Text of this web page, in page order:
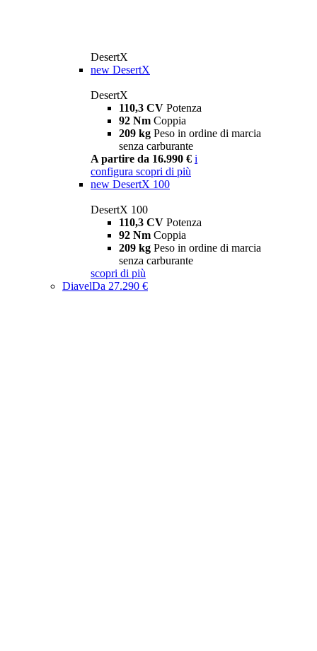
DesertX
new DesertX
DesertX
110,3 CV Potenza
92 Nm Coppia
209 kg Peso in ordine di marcia
senza carburante
A partire da 16.990 € i
configura scopri di più
new DesertX 100
DesertX 100
110,3 CV Potenza
92 Nm Coppia
209 kg Peso in ordine di marcia
senza carburante
scopri di più
DiavelDa 27.290 €